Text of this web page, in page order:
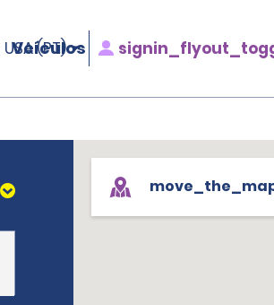
Veículos
USA (PT)